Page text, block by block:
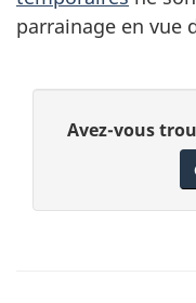
parrainage en vue
t
D
Avez-vous